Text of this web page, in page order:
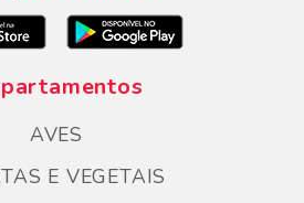
AVES
E VEGETAIS